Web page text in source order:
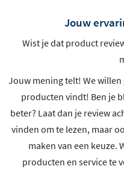
Jouw
Wist je dat product
Jouw mening telt! We willen
producten vindt! Ben je
beter? Laat dan je review
vinden om te lezen, maar
maken van een keuze.
producten en service te